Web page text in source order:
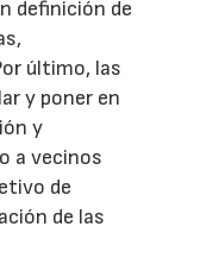
definición de
último, las
y poner en
y
a vecinos
de
de las